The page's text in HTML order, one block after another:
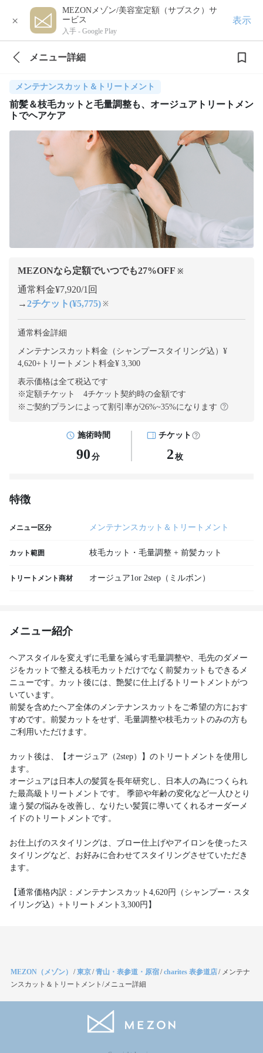
×
MEZONメゾン/美容室定額（サブスク）サ
ービス
入手 - Google Play
表示
メニュー詳細
メンテナンスカット＆トリートメント
前髪＆枝毛カットと毛量調整も、オージュアトリートメン
トでヘアケア
MEZONなら定額でいつでも27%OFF ※
通常料金¥7,920/1回
→2チケット(¥5,775) ※
通常料金詳細
メンテナンスカット料金（シャンプースタイリング込）¥
4,620+ トリートメント料金¥ 3,300
表示価格は全て税込です
※定額チケット 4チケット契約時の金額です
※ご契約プランによって割引率が26%~35%になります
施術時間
90 分
チケット
2 枚
特徴
メニュー区分 メンテナンスカット＆トリートメント
カット範囲 枝毛カット・毛量調整 + 前髪カット
トリートメント商材 オージュア1or 2step（ミルボン）
メニュー紹介
ヘアスタイルを変えずに毛量を減らす毛量調整や、毛先のダメー
ジをカットで整える枝毛カットだけでなく前髪カットもできるメ
ニューです。カット後には、艶髪に仕上げるトリートメントがつ
いています。
前髪を含めたヘア全体のメンテナンスカットをご希望の方におす
すめです。前髪カットをせず、毛量調整や枝毛カットのみの方も
ご利用いただけます。
カット後は、【オージュア（2step）】のトリートメントを使用し
ます。
オージュアは日本人の髪質を長年研究し、日本人の為につくられ
た最高級トリートメントです。 季節や年齢の変化など一人ひとり
違う髪の悩みを改善し、なりたい髪質に導いてくれるオーダーメ
イドのトリートメントです。
お仕上げのスタイリングは、ブロー仕上げやアイロンを使ったス
タイリングなど、お好みに合わせてスタイリングさせていただき
ます。
【通常価格内訳：メンテナンスカット4,620円（シャンプー・スタ
イリング込）+トリートメント3,300円】
MEZON（メゾン） /東京/青山・表参道・原宿/charites 表参道店/ メンテナ
ンスカット＆トリートメント/メニュー詳細